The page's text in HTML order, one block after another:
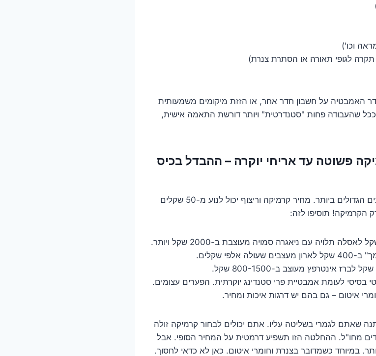
וכו')
לגופי תאורה או הסתרת צנרת)
האמבטיה על חשבון חדר אחר, או הזזת מיקומים משמעותית
שהעבודה פחות "סטנדרטית" ויותר דורשת התאמה אישית,
פשוטה עד אריחי יוקרה – ההבדל בכיס
או-הו, ועוד איך מורגש! זה אחד המשתנים הגדולים ביותר. מחיר קרמיקה וריצוף יכול לנוע מ-50 שקלים
אלפי שקלים.
בסיסי לעומת אמבטיית פרי סטנדינג יוקרתית. הפערים עצומים.
איטום – גם בהם יש דרגות איכות ומחיר.
שאתם לגמרי בשליטה עליו. אתם יכולים לבחור קרמיקה זולה
מחו"ל. ההחלטה הזו תשפיע דרמטית על המחיר הסופי. אבל
במיוחד כשמדובר בצנרת וחומרי איטום. כאן לא כדאי לחסוך.